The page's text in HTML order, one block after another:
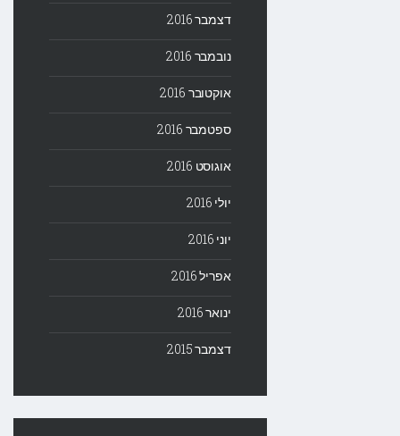
דצמבר 2016
נובמבר 2016
אוקטובר 2016
ספטמבר 2016
אוגוסט 2016
יולי 2016
יוני 2016
אפריל 2016
ינואר 2016
דצמבר 2015